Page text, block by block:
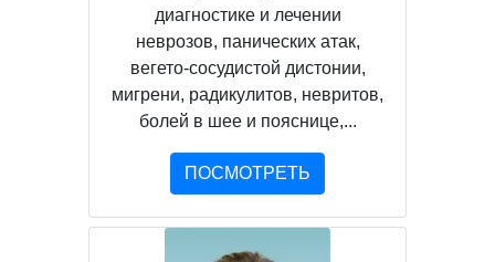
диагностике и лечении
неврозов, панических атак,
вегето-сосудистой дистонии,
мигрени, радикулитов, невритов,
болей в шее и пояснице,...
ПОСМОТРЕТЬ